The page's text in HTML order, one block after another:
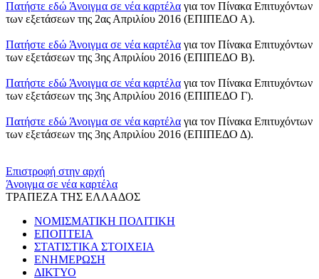
Πατήστε εδώ Άνοιγμα σε νέα καρτέλα για τον Πίνακα Επιτυχόντων
των εξετάσεων της 2ας Απριλίου 2016 (ΕΠΙΠΕΔΟ Α).
Πατήστε εδώ Άνοιγμα σε νέα καρτέλα για τον Πίνακα Επιτυχόντων
των εξετάσεων της 3ης Απριλίου 2016 (ΕΠΙΠΕΔΟ Β).
Πατήστε εδώ Άνοιγμα σε νέα καρτέλα για τον Πίνακα Επιτυχόντων
των εξετάσεων της 3ης Απριλίου 2016 (ΕΠΙΠΕΔΟ Γ).
Πατήστε εδώ Άνοιγμα σε νέα καρτέλα για τον Πίνακα Επιτυχόντων
των εξετάσεων της 3ης Απριλίου 2016 (ΕΠΙΠΕΔΟ Δ).
Επιστροφή στην αρχή
Άνοιγμα σε νέα καρτέλα
ΤΡΑΠΕΖΑ ΤΗΣ ΕΛΛΑΔΟΣ
ΝΟΜΙΣΜΑΤΙΚΗ ΠΟΛΙΤΙΚΗ
ΕΠΟΠΤΕΙΑ
ΣΤΑΤΙΣΤΙΚΑ ΣΤΟΙΧΕΙΑ
ΕΝΗΜΕΡΩΣΗ
ΔΙΚΤΥΟ